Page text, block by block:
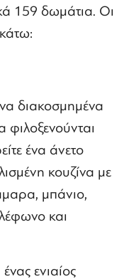
159 δωμάτια. Οι
διακοσμημένα
ένα άνετο
κουζίνα με
μπάνιο,
και
ενιαίος